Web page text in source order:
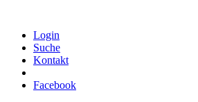
Login
Suche
Kontakt
Facebook